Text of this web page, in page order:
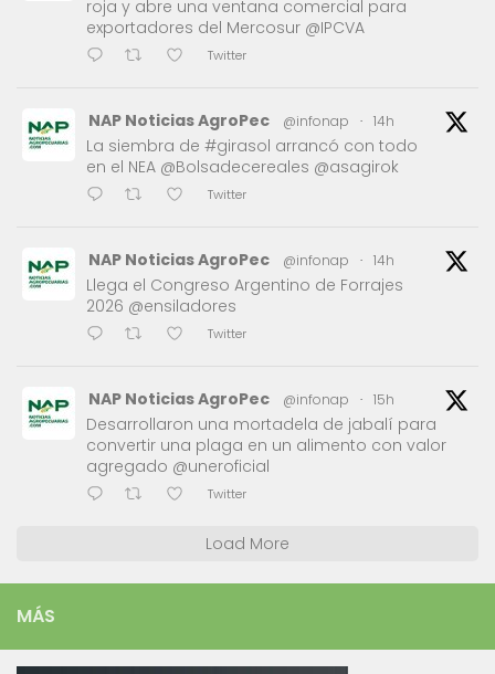
roja y abre una ventana comercial para
exportadores del Mercosur @IPCVA
Twitter
NAP Noticias AgroPec @infonap · 14h
La siembra de #girasol arrancó con todo
en el NEA @Bolsadecereales @asagirok
Twitter
NAP Noticias AgroPec @infonap · 14h
Llega el Congreso Argentino de Forrajes
2026 @ensiladores
Twitter
NAP Noticias AgroPec @infonap · 15h
Desarrollaron una mortadela de jabalí para
convertir una plaga en un alimento con valor
agregado @uneroficial
Twitter
Load More
MÁS